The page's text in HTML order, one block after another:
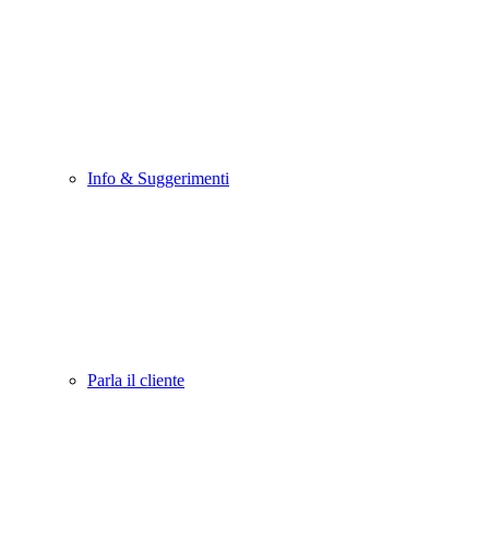
Info & Suggerimenti
Parla il cliente